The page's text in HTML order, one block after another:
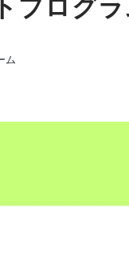
ム